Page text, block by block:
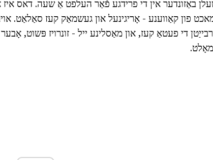
באַזונדער אין די פרידגע פֿאַר העלפט אַ שעה. דאס איז
פון קאַווענע - אָריגינעל און געשמאַק קעז סאַלאַט.
די פעטאַ קעז, און מאַסלינע ייל - זונרויז פּשוט,